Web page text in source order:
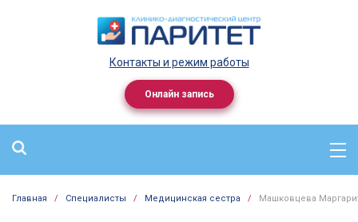
Контакты и режим работы
Онлайн запись
Главная / Специалисты / Медицинская сестра / Машковцева